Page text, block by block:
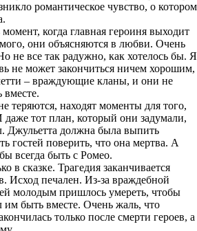
романтическое чувство, о котором
когда главная героиня выходит
они объясняются в любви. Очень
не все так радужно, как хотелось бы. Я
не может закончиться ничем хорошим,
– враждующие кланы, и они не
теряются, находят моменты для того,
тот план, который они задумали,
Джульетта должна была выпить
гостей поверить, что она мертва. А
всегда быть с Ромео.
в сказке. Трагедия заканчивается
Исход печален. Из-за враждебной
молодым пришлось умереть, чтобы
им быть вместе. Очень жаль, что
только после смерти героев, а